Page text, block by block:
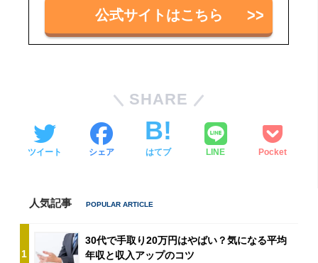
公式サイトはこちら
SHARE
ツイート シェア はてブ LINE Pocket
人気記事
1
30代で手取り20万円はやばい？気になる平均
年収と収入アップのコツ